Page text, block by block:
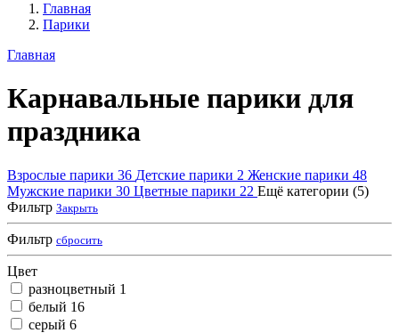
Главная
Парики
Главная
Карнавальные парики для
праздника
Взрослые парики 36 Детские парики 2 Женские парики 48
Мужские парики 30 Цветные парики 22 Ещё категории (5)
Фильтр Закрыть
Фильтр сбросить
Цвет
разноцветный 1
белый 16
серый 6